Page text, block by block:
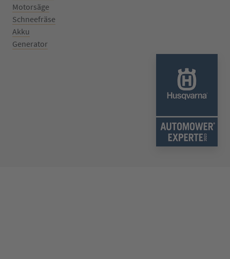
Motorsäge
Schneefräse
Akku
Generator